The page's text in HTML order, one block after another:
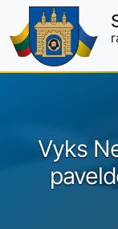
Skip to main content
Vyks